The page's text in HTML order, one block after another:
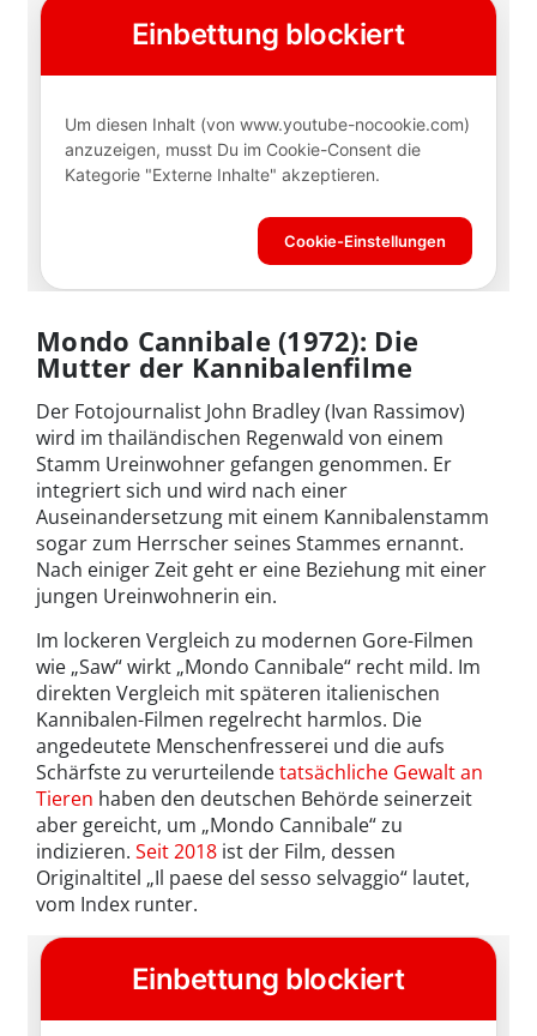
Mondo Cannibale (1972): Die
Mutter der Kannibalenfilme
Der Fotojournalist John Bradley (Ivan Rassimov)
wird im thailändischen Regenwald von einem
Stamm Ureinwohner gefangen genommen. Er
integriert sich und wird nach einer
Auseinandersetzung mit einem Kannibalenstamm
sogar zum Herrscher seines Stammes ernannt.
Nach einiger Zeit geht er eine Beziehung mit einer
jungen Ureinwohnerin ein.
Im lockeren Vergleich zu modernen Gore-Filmen
wie „Saw“ wirkt „Mondo Cannibale“ recht mild. Im
direkten Vergleich mit späteren italienischen
Kannibalen-Filmen regelrecht harmlos. Die
angedeutete Menschenfresserei und die aufs
Schärfste zu verurteilendetatsächliche Gewalt an
Tieren haben den deutschen Behörde seinerzeit
aber gereicht, um „Mondo Cannibale“ zu
indizieren. Seit 2018 ist der Film, dessen
Originaltitel „Il paese del sesso selvaggio“ lautet,
vom Index runter.